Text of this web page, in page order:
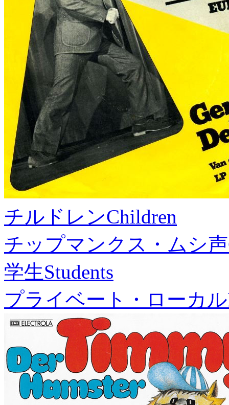
チルドレンChildren
チップマンクス・ムシ声
学生Students
プライベート・ローカル